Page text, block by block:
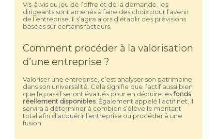
Vis-à-vis du jeu de l’offre et de la demande, les
dirigeants sont amenés à faire des choix pour l’avenir
de l’entreprise. Il s’agira alors d’établir des prévisions
basées sur certains facteurs.
Comment procéder à la valorisation
d’une entreprise ?
Valoriser une entreprise, c’est analyser son patrimoine
dans son universalité. Cela signifie que l’actif aussi bien
que le passif seront évalués pour en déduire lesfonds
réellement disponibles. Également appelé l’actif net, il
servira à déterminer à combien s’élève le montant
total afin d’acquérir l’entreprise ou procéder à une
fusion.